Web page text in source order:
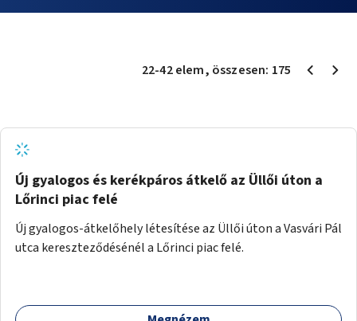
22-42elem, összesen: 175
Új gyalogos és kerékpáros átkelő az Üllői úton a
Lőrinci piac felé
Új gyalogos-átkelőhely létesítése az Üllői úton a Vasvári Pál
utca kereszteződésénél a Lőrinci piac felé.